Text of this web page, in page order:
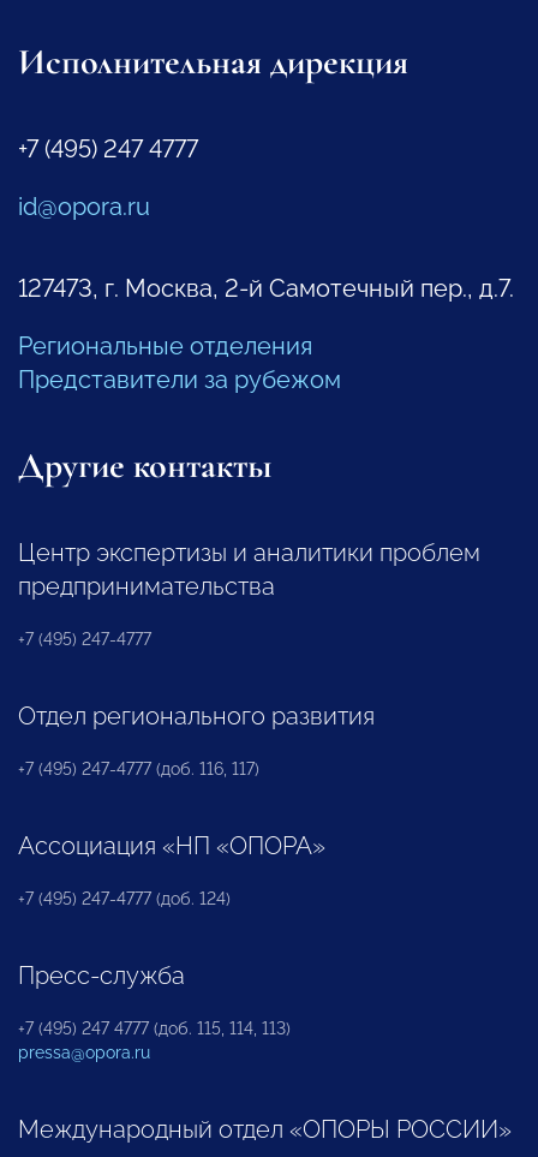
Исполнительная дирекция
+7 (495) 247 4777
id@opora.ru
127473, г. Москва, 2-й Самотечный пер., д.7.
Региональные отделения
Представители за рубежом
Другие контакты
Центр экспертизы и аналитики проблем
предпринимательства
+7 (495) 247-4777
Отдел регионального развития
+7 (495) 247-4777 (доб. 116, 117)
Ассоциация «НП «ОПОРА»
+7 (495) 247-4777 (доб. 124)
Пресс-служба
+7 (495) 247 4777 (доб. 115, 114, 113)
pressa@opora.ru
Международный отдел «ОПОРЫ РОССИИ»